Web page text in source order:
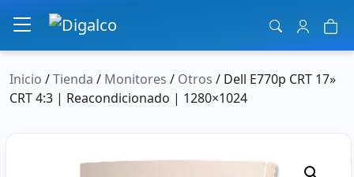
Navegación principal
Inicio /Tienda / Monitores / Otros / Dell E770p CRT 17»
CRT 4:3 | Reacondicionado | 1280×1024